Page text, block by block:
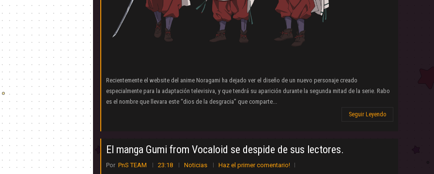
Recientemente el website del anime Noragami ha dejado ver el diseño de un nuevo personaje creado
especialmente para la adaptación televisiva, y que tendrá su aparición durante la segunda mitad de la serie. Rabo
es el nombre que llevara este “dios de la desgracia” que comparte...
Seguir Leyendo
El manga Gumi from Vocaloid se despide de sus lectores.
Por PnS TEAM 23:18 Noticias Haz el primer comentario!